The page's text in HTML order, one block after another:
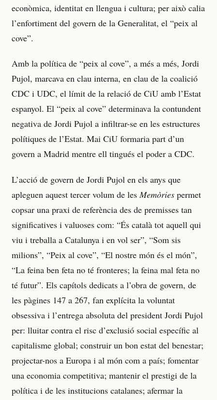
econòmica, identitat en llengua i cultura; per això calia
l’enfortiment del govern de la Generalitat, el “peix al
cove”.
Amb la política de “peix al cove”, a més a més, Jordi
Pujol, marcava en clau interna, en clau de la coalició
CDC i UDC, el límit de la relació de CiU amb l’Estat
espanyol. El “peix al cove” determinava la contundent
negativa de Jordi Pujol a infiltrar-se en les estructures
polítiques de l’Estat. Mai CiU formaria part d’un
govern a Madrid mentre ell tingués el poder a CDC.
L’acció de govern de Jordi Pujol en els anys que
apleguen aquest tercer volum de lesMemòries permet
copsar una praxi de referència des de premisses tan
significatives i valuoses com: “És català tot aquell qui
viu i treballa a Catalunya i en vol ser”, “Som sis
milions”, “Peix al cove”, “El nostre món és el món”,
“La feina ben feta no té fronteres; la feina mal feta no
té futur”. Els capítols dedicats a l’obra de govern, de
les pàgines 147 a 267, fan explícita la voluntat
obsessiva i l’entrega absoluta del president Jordi Pujol
per: lluitar contra el risc d’exclusió social específic al
capitalisme global; construir un bon estat del benestar;
projectar-nos a Europa i al món com a país; fomentar
una economia competitiva; mantenir el prestigi de la
política i de les institucions catalanes; afermar la